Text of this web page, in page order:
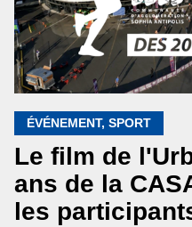
ÉVÉNEMENT, SPORT
Le film de
ans de la
les